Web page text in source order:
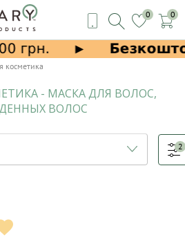
0 0
косметика
- МАСКА ДЛЯ ВОЛОС,
ВОЛОС
2